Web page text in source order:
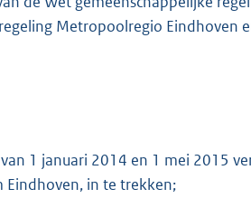
Metropoolregio Eindhoven
1 januari 2014 en 1 mei 2015
Eindhoven, in te trekken;